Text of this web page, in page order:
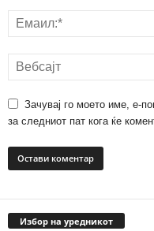
Зачувај го моето име, е-
за следниот пат кога ќе
Избор на уредникот